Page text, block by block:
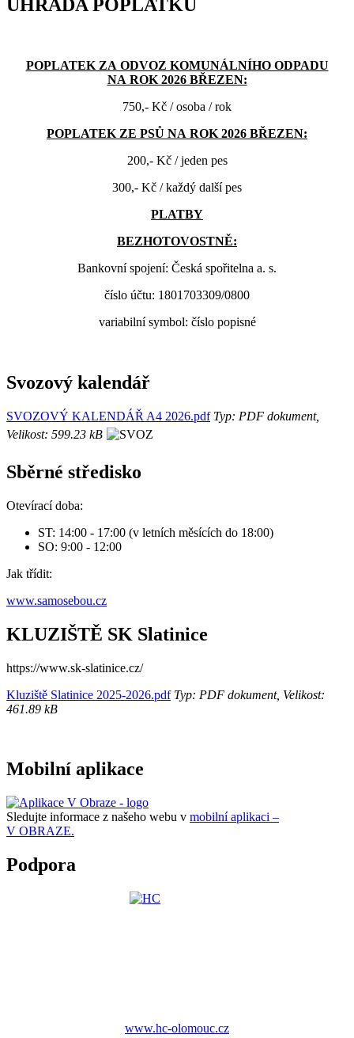
ÚHRADA POPLATKŮ
POPLATEK ZA ODVOZ KOMUNÁLNÍHO ODPADU
NA ROK 2026 BŘEZEN:
750,- Kč / osoba / rok
POPLATEK ZE PSŮ NA ROK 2026 BŘEZEN:
200,- Kč / jeden pes
300,- Kč / každý další pes
PLATBY
BEZHOTOVOSTNĚ:
Bankovní spojení: Česká spořitelna a. s.
číslo účtu: 1801703309/0800
variabilní symbol: číslo popisné
Svozový kalendář
SVOZOVÝ KALENDÁŘ A4 2026.pdfTyp: PDF dokument,
Velikost: 599.23 kB
Sběrné středisko
Otevírací doba:
ST: 14:00 - 17:00 (v letních měsících do 18:00)
SO: 9:00 - 12:00
Jak třídit:
www.samosebou.cz
KLUZIŠTĚ SK Slatinice
https://www.sk-slatinice.cz/
Kluziště Slatinice 2025-2026.pdfTyp: PDF dokument, Velikost:
461.89 kB
Mobilní aplikace
Sledujte informace z našeho webu v mobilní aplikaci –
V OBRAZE.
Podpora
www.hc-olomouc.cz